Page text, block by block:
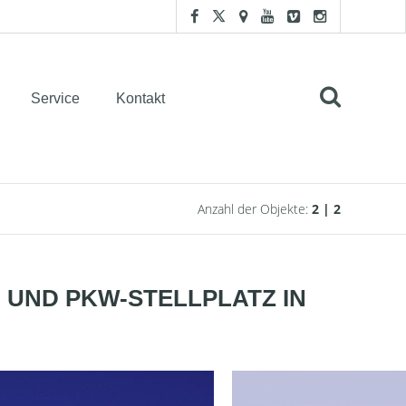
Service Kontakt
Anzahl der Objekte: 2 | 2
PKW-STELLPLATZ IN